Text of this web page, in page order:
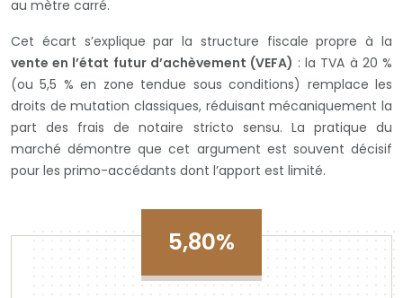
au mètre carré.
Cet écart s’explique par la structure fiscale propre à la
vente en l’état futur d’achèvement (VEFA) : la TVA à 20 %
(ou 5,5 % en zone tendue sous conditions) remplace les
droits de mutation classiques, réduisant mécaniquement la
part des frais de notaire stricto sensu. La pratique du
marché démontre que cet argument est souvent décisif
pour les primo-accédants dont l’apport est limité.
5,80%